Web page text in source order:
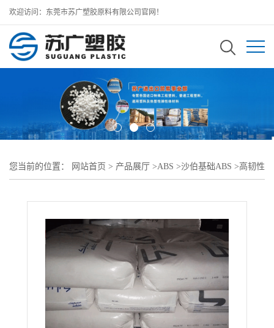
欢迎访问：东莞市苏广塑胶原料有限公司官网！
您当前的位置： 网站首页 > 产品展厅 >ABS >沙伯基础ABS >高韧性